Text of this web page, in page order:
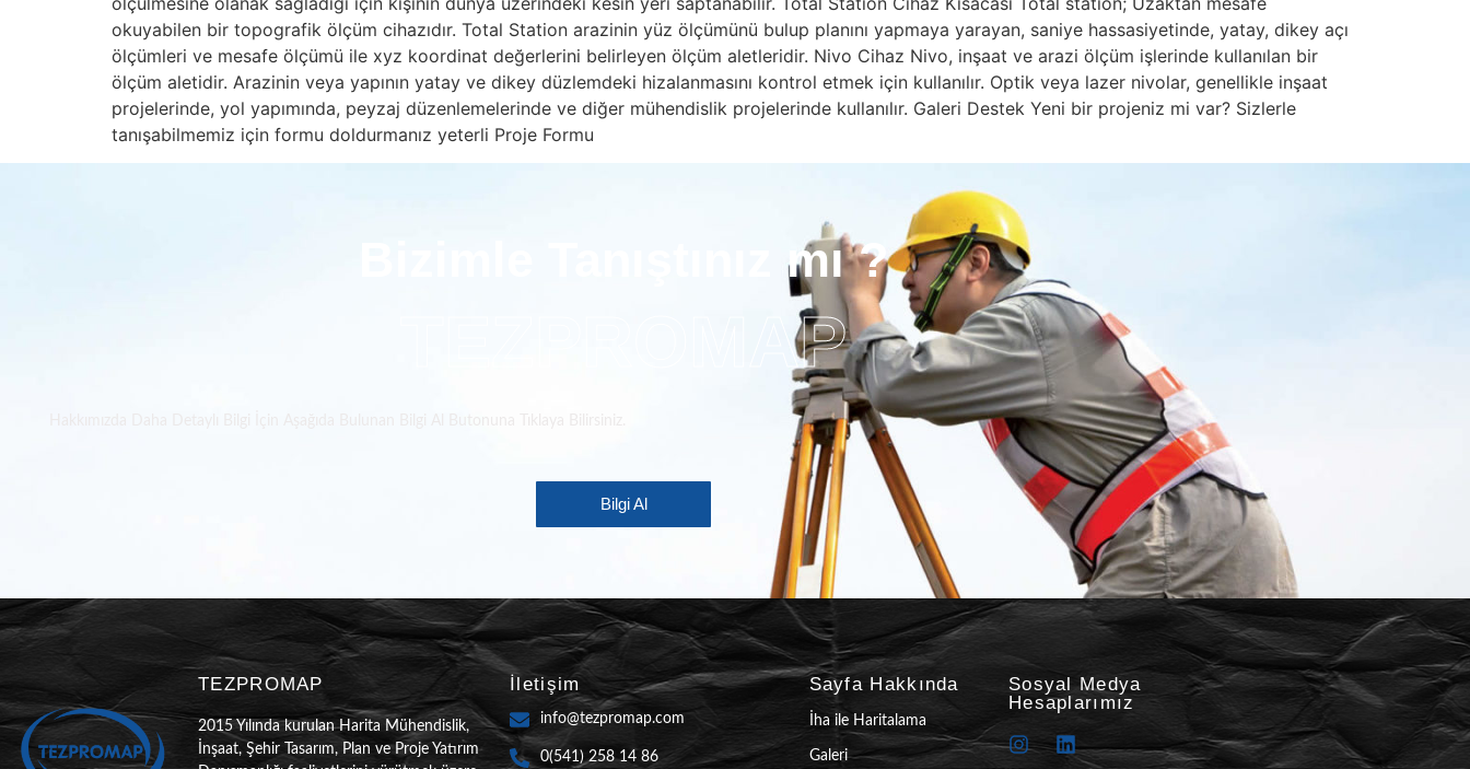
okuyabilen bir topografik ölçüm cihazıdır. Total Station arazinin yüz ölçümünü bulup planını yapmaya yarayan, saniye hassasiyetinde, yatay, dikey açı
ölçümleri ve mesafe ölçümü ile xyz koordinat değerlerini belirleyen ölçüm aletleridir. Nivo Cihaz Nivo, inşaat ve arazi ölçüm işlerinde kullanılan bir
ölçüm aletidir. Arazinin veya yapının yatay ve dikey düzlemdeki hizalanmasını kontrol etmek için kullanılır. Optik veya lazer nivolar, genellikle inşaat
projelerinde, yol yapımında, peyzaj düzenlemelerinde ve diğer mühendislik projelerinde kullanılır. Galeri Destek Yeni bir projeniz mi var? Sizlerle
tanışabilmemiz için formu doldurmanız yeterli Proje Formu
Bizimle Tanıştınız mı ?
TEZPROMAP
Bilgi Al
TEZPROMAP
2015 Yılında kurulan Harita Mühendislik,
İnşaat, Şehir Tasarım, Plan ve Proje Yatırım
İletişim
info@tezpromap.com
0(541) 258 14 86
Sayfa Hakkında
İha ile Haritalama
Galeri
Sosyal Medya
Hesaplarımız